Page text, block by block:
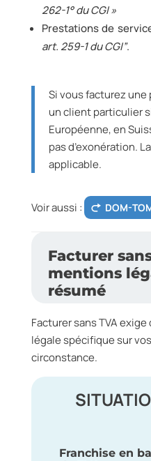
262-1° du CGI »
Prestations de
art. 259-1 du CGI”.
Si vous facturez
un client particulier
Européenne, en
pas d’exonération.
applicable.
Voir aussi : DOM-
Facturer
mentions
résumé
Facturer sans TVA
légale spécifique sur
circonstance.
Franchise en